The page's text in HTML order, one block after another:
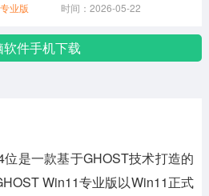
业版 时间：2026-05-22
软件手机下载
是一款基于GHOST技术打造的
Win11专业版以Win11正式